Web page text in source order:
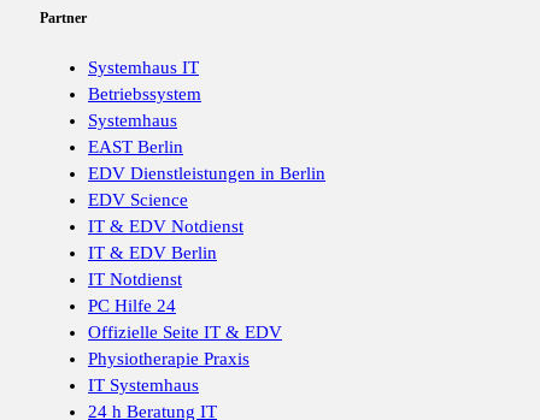
Partner
Systemhaus IT
Betriebssystem
Systemhaus
EAST Berlin
EDV Dienstleistungen in Berlin
EDV Science
IT & EDV Notdienst
IT & EDV Berlin
IT Notdienst
PC Hilfe 24
Offizielle Seite IT & EDV
Physiotherapie Praxis
IT Systemhaus
24 h Beratung IT